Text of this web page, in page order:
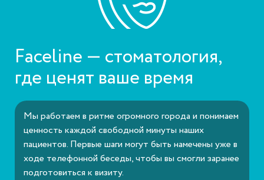
Faceline — стоматология,
где ценят ваше время
Мы работаем в ритме огромного города и понимаем
ценность каждой свободной минуты наших
пациентов. Первые шаги могут быть намечены уже в
ходе телефонной беседы, чтобы вы смогли заранее
подготовиться к визиту.